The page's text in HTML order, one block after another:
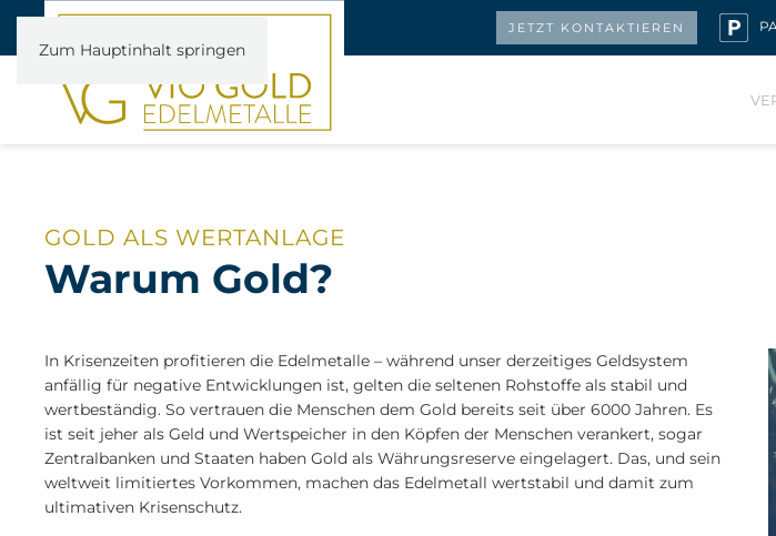
Zum Hauptinhalt springen
JETZT KONTAKTIEREN
GOLD ALS WERTANLAGE
Warum Gold?
In Krisenzeiten profitieren die Edelmetalle – während unser derzeitiges Geldsystem
anfällig für negative Entwicklungen ist, gelten die seltenen Rohstoffe als stabil und
wertbeständig. So vertrauen die Menschen dem Gold bereits seit über 6000 Jahren. Es
ist seit jeher als Geld und Wertspeicher in den Köpfen der Menschen verankert, sogar
Zentralbanken und Staaten haben Gold als Währungsreserve eingelagert. Das, und sein
weltweit limitiertes Vorkommen, machen das Edelmetall wertstabil und damit zum
ultimativen Krisenschutz.